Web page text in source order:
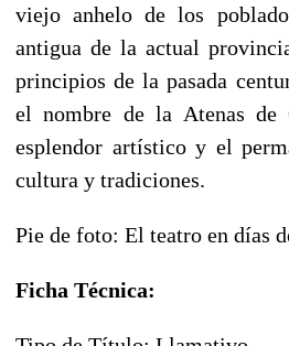
viejo anhelo de los
antigua de la actual
principios de la pasada
el nombre de la Atenas de
esplendor artístico y el
cultura y tradiciones.
Pie de foto: El teatro en días
Ficha Técnica: